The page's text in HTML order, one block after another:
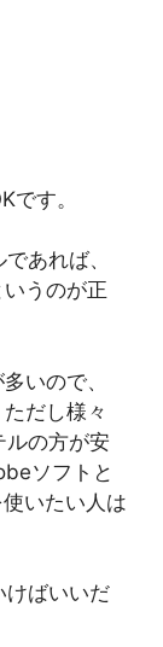
です。
あれば、
うのが正
いので、
だし様々
ルの方が安
ソフトと
いたい人は
けばいいだ